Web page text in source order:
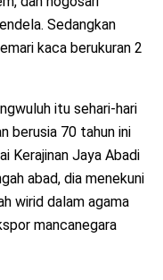
Sedangkan
kaca berukuran 2
itu sehari-hari
berusia 70 tahun ini
Kerajinan Jaya Abadi
abad, dia menekuni
wirid dalam agama
mancanegara